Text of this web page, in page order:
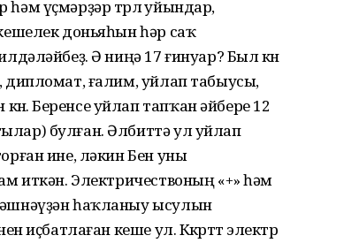
үҫмәрҙәр төрлө уйындар,
доньяһын һәр саҡ
Ә ниңә 17 ғинуар? Был көн
дипломат, ғалим, уйлап табыусы,
Беренсе уйлап тапҡан әйбере 12
булған. Әлбиттә ул уйлап
ине, ләкин Бен уны
иткән. Электричествоның «+» һәм
һаҡланыу ысулын
иҫбатлаған кеше ул. Көкөрттө электр